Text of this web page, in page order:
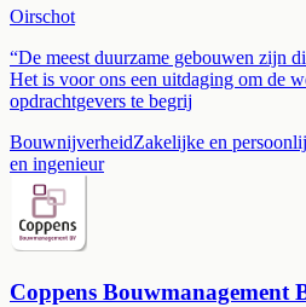
Oirschot
“De meest duurzame gebouwen zijn
Het is voor ons een uitdaging om de
opdrachtgevers te begrij
BouwnijverheidZakelijke en
en ingenieur
Coppens Bouwmanagement